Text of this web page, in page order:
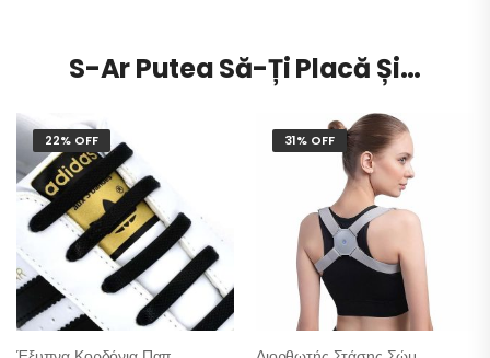
S-Ar Putea Să-Ți Placă Și…
22% OFF 31% OFF